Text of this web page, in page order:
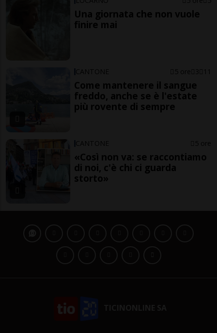
Una giornata che non vuole
finire mai
CANTONE 5 ore 3 11
Come mantenere il sangue
freddo, anche se è l'estate
più rovente di sempre
CANTONE 5 ore
«Così non va: se raccontiamo
di noi, c'è chi ci guarda
storto»